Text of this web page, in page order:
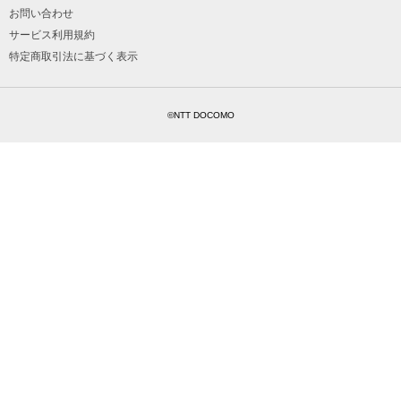
お問い合わせ
サービス利用規約
特定商取引法に基づく表示
©NTT DOCOMO